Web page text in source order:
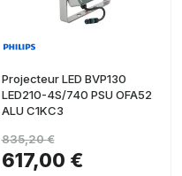
Projecteur LED BVP130
LED210-4S/740 PSU OFA52
ALU C1KC3
617,00 €
835,20 €